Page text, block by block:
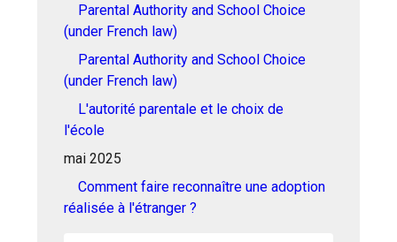
Parental Authority and School Choice
(under French law)
Parental Authority and School Choice
(under French law)
L'autorité parentale et le choix de
l'école
mai 2025
Comment faire reconnaître une adoption
réalisée à l'étranger ?